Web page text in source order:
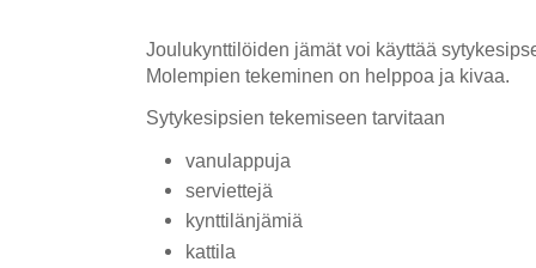
Joulukynttilöiden jämät voi käyttää
Molempien tekeminen on helppoa ja kivaa.
Sytykesipsien tekemiseen tarvitaan
vanulappuja
serviettejä
kynttilänjämiä
kattila